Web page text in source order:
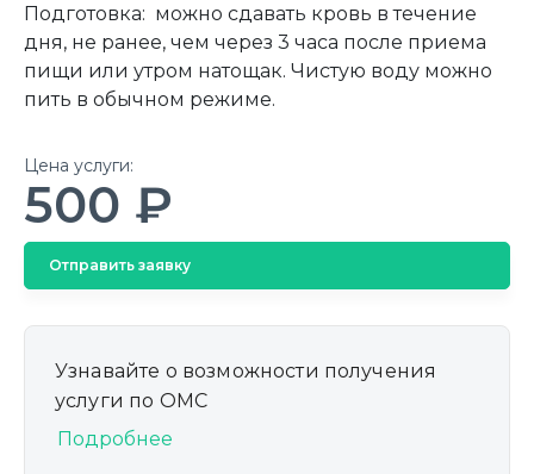
Подготовка: можно сдавать кровь в течение
дня, не ранее, чем через 3 часа после приема
пищи или утром натощак. Чистую воду можно
пить в обычном режиме.
Цена услуги:
500 ₽
Отправить заявку
Узнавайте о возможности получения
услуги по ОМС
Подробнее